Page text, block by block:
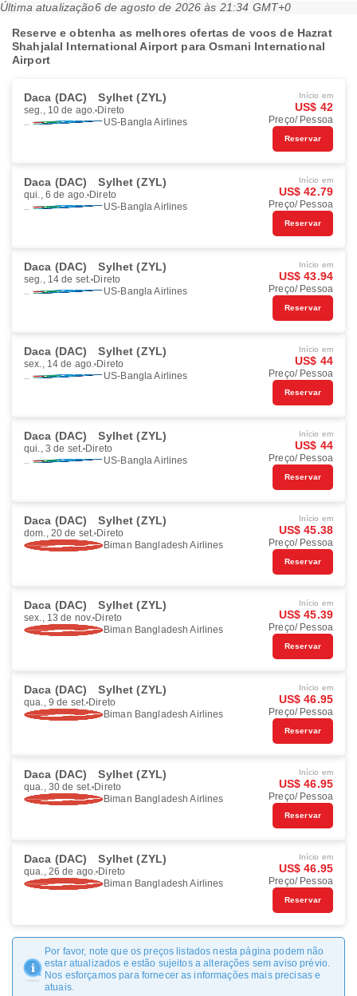
Última atualização6 de agosto de 2026 às 21:34 GMT+0
Reserve e obtenha as melhores ofertas de voos de Hazrat
Shahjalal International Airport para Osmani International
Airport
Daca (DAC) Sylhet (ZYL)
seg., 10 de ago. Direto
US-Bangla Airlines
Início em
US$ 42
Preço/ Pessoa
Reservar
Daca (DAC) Sylhet (ZYL)
qui., 6 de ago. Direto
US-Bangla Airlines
Início em
US$ 42.79
Preço/ Pessoa
Reservar
Daca (DAC) Sylhet (ZYL)
seg., 14 de set. Direto
US-Bangla Airlines
Início em
US$ 43.94
Preço/ Pessoa
Reservar
Daca (DAC) Sylhet (ZYL)
sex., 14 de ago. Direto
US-Bangla Airlines
Início em
US$ 44
Preço/ Pessoa
Reservar
Daca (DAC) Sylhet (ZYL)
qui., 3 de set. Direto
US-Bangla Airlines
Início em
US$ 44
Preço/ Pessoa
Reservar
Daca (DAC) Sylhet (ZYL)
dom., 20 de set. Direto
Biman Bangladesh Airlines
Início em
US$ 45.38
Preço/ Pessoa
Reservar
Daca (DAC) Sylhet (ZYL)
sex., 13 de nov. Direto
Biman Bangladesh Airlines
Início em
US$ 45.39
Preço/ Pessoa
Reservar
Daca (DAC) Sylhet (ZYL)
qua., 9 de set. Direto
Biman Bangladesh Airlines
Início em
US$ 46.95
Preço/ Pessoa
Reservar
Daca (DAC) Sylhet (ZYL)
qua., 30 de set. Direto
Biman Bangladesh Airlines
Início em
US$ 46.95
Preço/ Pessoa
Reservar
Daca (DAC) Sylhet (ZYL)
qua., 26 de ago. Direto
Biman Bangladesh Airlines
Início em
US$ 46.95
Preço/ Pessoa
Reservar
Por favor, note que os preços listados nesta página podem não
estar atualizados e estão sujeitos a alterações sem aviso prévio.
Nos esforçamos para fornecer as informações mais precisas e
atuais.